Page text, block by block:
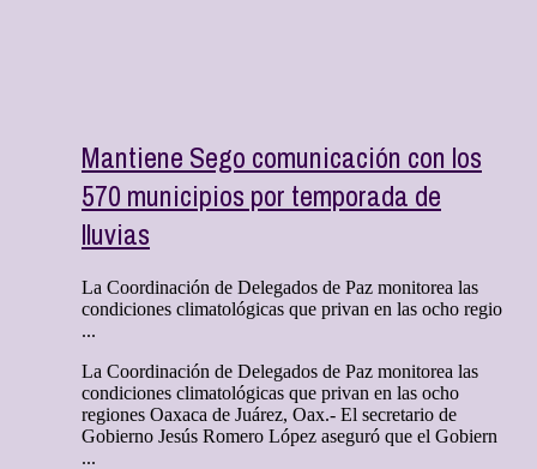
Mantiene Sego comunicación con los
570 municipios por temporada de
lluvias
La Coordinación de Delegados de Paz monitorea las
condiciones climatológicas que privan en las ocho regio
...
La Coordinación de Delegados de Paz monitorea las
condiciones climatológicas que privan en las ocho
regiones Oaxaca de Juárez, Oax.- El secretario de
Gobierno Jesús Romero López aseguró que el Gobiern
...